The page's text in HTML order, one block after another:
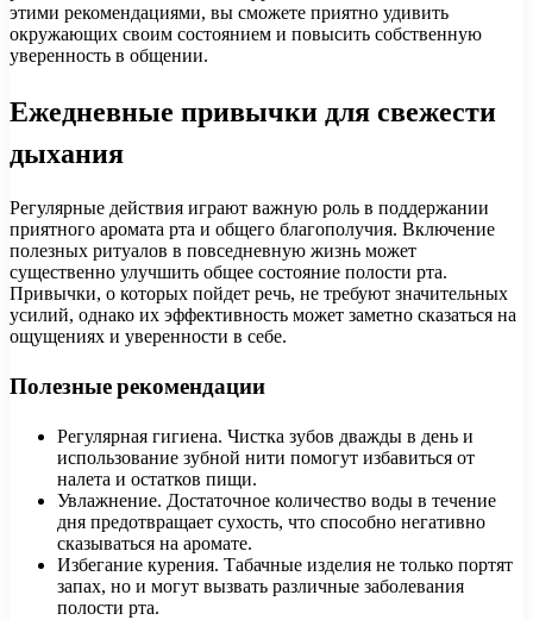
этими рекомендациями, вы сможете приятно удивить
окружающих своим состоянием и повысить собственную
уверенность в общении.
Ежедневные привычки для свежести
дыхания
Регулярные действия играют важную роль в поддержании
приятного аромата рта и общего благополучия. Включение
полезных ритуалов в повседневную жизнь может
существенно улучшить общее состояние полости рта.
Привычки, о которых пойдет речь, не требуют значительных
усилий, однако их эффективность может заметно сказаться на
ощущениях и уверенности в себе.
Полезные рекомендации
Регулярная гигиена. Чистка зубов дважды в день и
использование зубной нити помогут избавиться от
налета и остатков пищи.
Увлажнение. Достаточное количество воды в течение
дня предотвращает сухость, что способно негативно
сказываться на аромате.
Избегание курения. Табачные изделия не только портят
запах, но и могут вызвать различные заболевания
полости рта.